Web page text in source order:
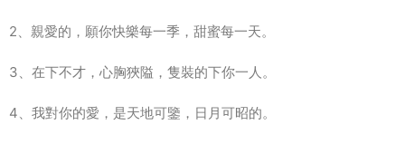
2、親愛的，願你快樂每一季，甜蜜每一天。
3、在下不才，心胸狹隘，隻裝的下你一人。
4、我對你的愛，是天地可鑒，日月可昭的。